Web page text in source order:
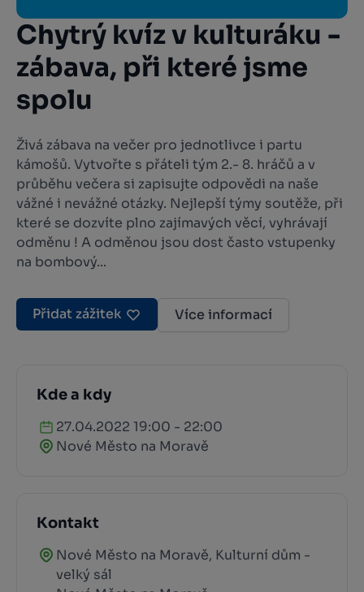
Chytrý kvíz v kulturáku -
zábava, při které jsme
spolu
Živá zábava na večer pro jednotlivce i partu
kámošů. Vytvořte s přáteli tým 2.- 8. hráčů a v
průběhu večera si zapisujte odpovědi na naše
vážné i nevážné otázky. Nejlepší týmy soutěže, při
které se dozvíte plno zajímavých věcí, vyhrávají
odměnu ! A odměnou jsou dost často vstupenky
na bombový...
Přidat zážitek Více informací
Kde a kdy
27.04.2022 19:00 - 22:00
Nové Město na Moravě
Kontakt
Nové Město na Moravě, Kulturní dům -
velký sál